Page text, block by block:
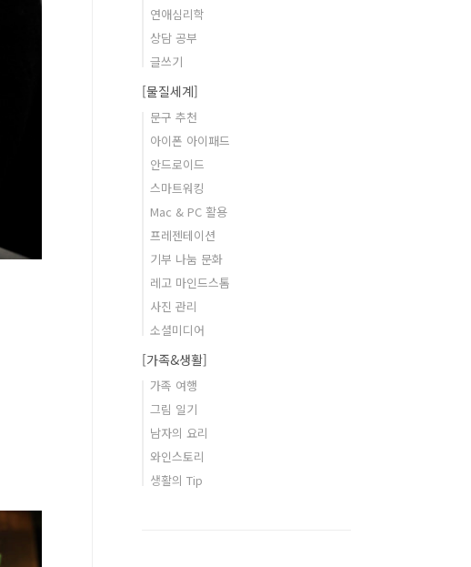
연애심리학
상담 공부
글쓰기
[물질세계]
문구 추천
아이폰 아이패드
안드로이드
스마트워킹
Mac & PC 활용
프레젠테이션
기부 나눔 문화
레고 마인드스톰
사진 관리
소셜미디어
[가족&생활]
가족 여행
그림 일기
남자의 요리
와인스토리
생활의 Tip